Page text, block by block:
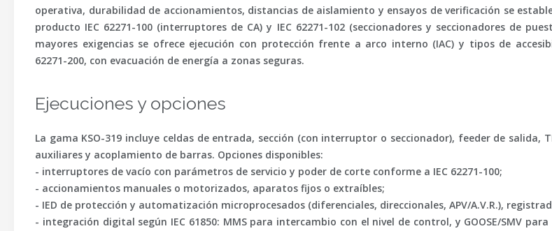
operativa, durabilidad de accionamientos, distancias de aislamiento y ensayos de verificación se
producto IEC 62271-100 (interruptores de CA) y IEC 62271-102(seccionadores y seccionadores de
mayores exigencias se ofrece ejecución con protección frente a arco interno (IAC) y tipos de
62271-200, con evacuación de energía a zonas seguras.
Ejecuciones y opciones
La gama KSO-319 incluye celdas de entrada, sección (con interruptor o seccionador), feederde salida,
auxiliares y acoplamiento de barras. Opciones disponibles:
- interruptores de vacío con parámetros de servicio y poder de corte conforme a IEC 62271-100;
- accionamientos manuales o motorizados, aparatos fijos o extraíbles;
- IED de protección y automatización microprocesados (diferenciales, direccionales, APV/A.V.R.),
- integración digital según IEC 61850: MMS para intercambio con el nivel de control, y GOOSE/SMV para